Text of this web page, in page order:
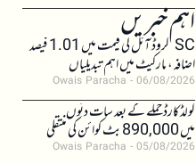
اہم خبریں SC کروڈ آئل کی قیمت میں 1.01 فیصد
اضافہ، مارکیٹ میں اہم تبدیلیاں
Owais Paracha 06/08/2026
کولڈکارڈ حملے کے بعد سات دنوں
میں 890,000 بٹ کوائن کی منتقلی
Owais Paracha 05/08/2026